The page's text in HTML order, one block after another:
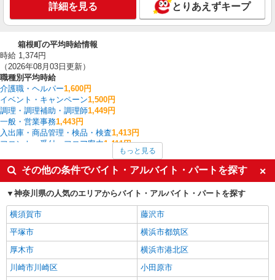
詳細を見る とりあえずキープ
箱根町の平均時給情報
時給 1,374円
（2026年08月03日更新）
職種別平均時給
介護職・ヘルパー1,600円
イベント・キャンペーン1,500円
調理・調理補助・調理師1,449円
一般・営業事務1,443円
入出庫・商品管理・検品・検査1,413円
フロント・受付・フロア案内1,411円
保育士・保育補助1,400円
梱包・仕分け・ピッキング
1,389円
送迎ドライバー
1,350円
箱根町の他の職種の平均時給を見る
もっと見る
その他の条件でバイト・アルバイト・パートを探す
神奈川県の人気のエリアからバイト・アルバイト・パートを探す
横須賀市
藤沢市
平塚市
横浜市都筑区
厚木市
横浜市港北区
川崎市川崎区
小田原市